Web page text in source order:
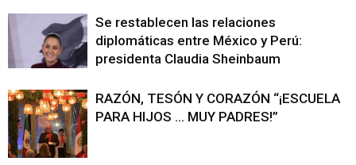
Se restablecen las relaciones
diplomáticas entre México y Perú:
presidenta Claudia Sheinbaum
RAZÓN, TESÓN Y CORAZÓN “¡ESCUELA
PARA HIJOS … MUY PADRES!”